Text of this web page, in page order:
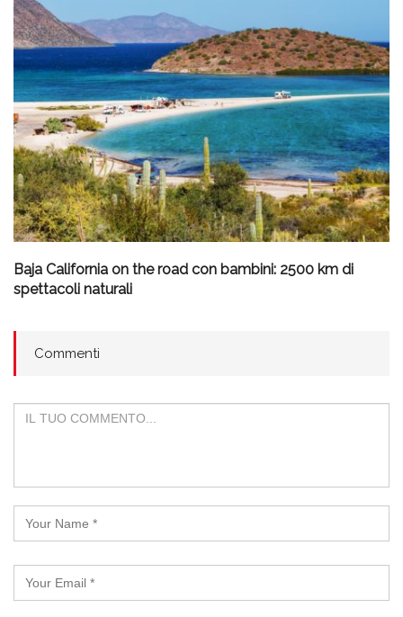
Baja California on the road con bambini: 2500 km di
spettacoli naturali
Commenti